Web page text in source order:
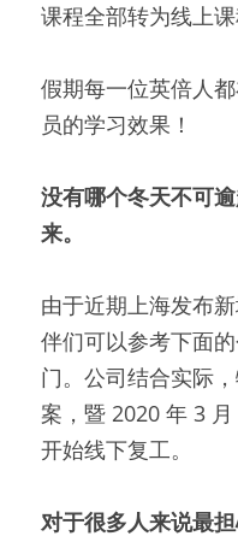
课程全部转为线上课
假期每一位英倍人
员的学习效果！
没有哪个冬天不可
来。
由于近期上海发布
伴们可以参考下面
门。公司结合实际
案，暨 2020 年 3
开始线下复工。
对于很多人来说最